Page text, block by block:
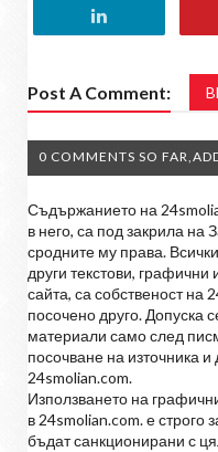
Post A Comment:
0 COMMENTS SO
Съдържанието на
в него, са под закрила на
сродните му права.
други текстови,
сайта, са собственост на
посочено друго. Допуска
материали само след
посочване на източника
24smolian.com.
Използването на
в 24smolian.com. е
бъдат санкционирани с